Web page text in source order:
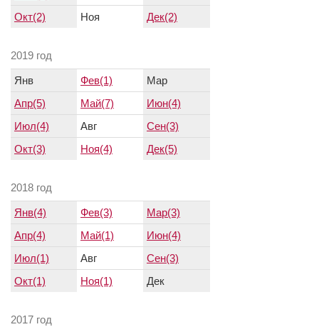
Окт(2)
Ноя Дек(2)
2019 год
Янв Фев(1)
Мар
Апр(5)
Май(7)
Июн(4)
Июл(4)
Авг
Сен(3)
Окт(3)
Ноя(4) Дек(5)
2018 год
Янв(4) Фев(3)
Мар(3)
Апр(4)
Май(1)
Июн(4)
Июл(1)
Авг
Сен(3)
Окт(1)
Ноя(1) Дек
2017 год